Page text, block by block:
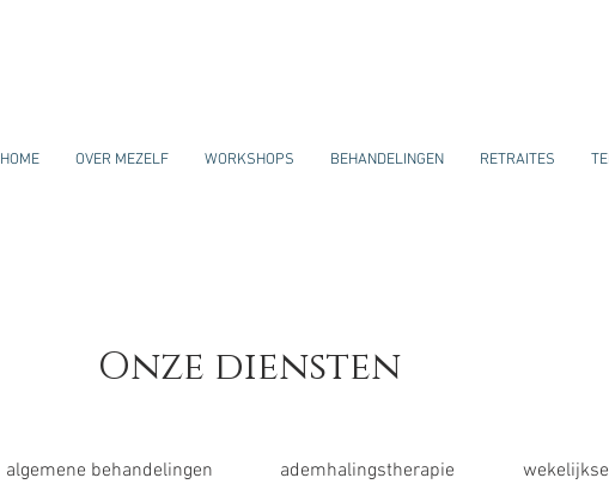
HOME OVER MEZELF WORKSHOPS BEHANDELINGEN RETRAITES
Onze diensten
algemene behandelingen ademhalingstherapie